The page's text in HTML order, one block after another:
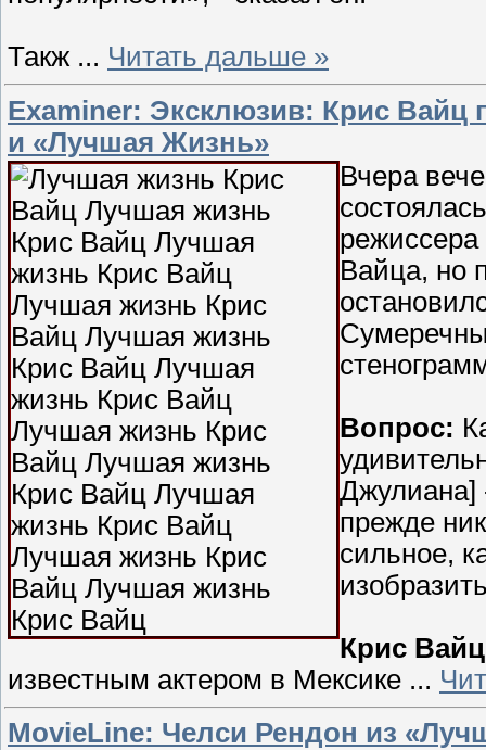
Такж ... Читать дальше »
Examiner: Эксклюзив: Крис Вайц
и «Лучшая Жизнь»
Вчера
Вайца, но
Вопрос:
Джулиана]
прежде
сильное,
Крис
известным актером в Мексике ...
MovieLine: Челси Рендон из